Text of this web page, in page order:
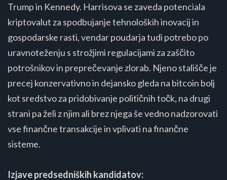
Trump in Kennedy. Harrisova se zaveda potenciala
kriptovalut za spodbujanje tehnoloških inovacij in
gospodarske rasti, vendar poudarja tudi potrebo po
uravnoteženju s strožjimi regulacijami za zaščito
potrošnikov in preprečevanje zlorab. Njeno stališče je
precej konzervativno in dejansko gleda na bitcoin bolj
kot sredstvo za pridobivanje političnih točk, na drugi
strani pa želi z njim ali brez njega še vedno nadzorovati
vse finančne transakcije in vplivati na finančne
sisteme.
Izjave predsedniških kandidatov: